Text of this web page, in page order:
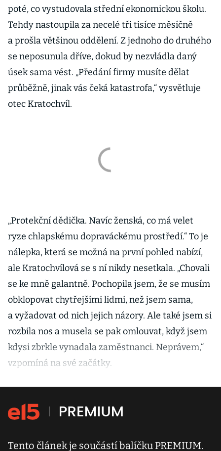
poté, co vystudovala střední ekonomickou školu.
Tehdy nastoupila za necelé tři tisíce měsíčně
a prošla většinou oddělení. Z jednoho do druhého
se neposunula dříve, dokud by nezvládla daný
úsek sama vést. „Předání firmy musíte dělat
průběžně, jinak vás čeká katastrofa,“ vysvětluje
otec Kratochvíl.
„Protekční dědička. Navíc ženská, co má velet
ryze chlapskému dopraváckému prostředí.“ To je
nálepka, která se možná na první pohled nabízí,
ale Kratochvílová se s ní nikdy nesetkala. „Chovali
se ke mně galantně. Pochopila jsem, že se musím
obklopovat chytřejšími lidmi, než jsem sama,
a vyžadovat od nich jejich názory. Ale také jsem si
rozbila nos a musela se pak omlouvat, když jsem
kdysi zbrkle vynadala zaměstnanci. Neprávem,“
vzpomíná na své začátky.
Tento článek je součástí balíčku PREMIUM.